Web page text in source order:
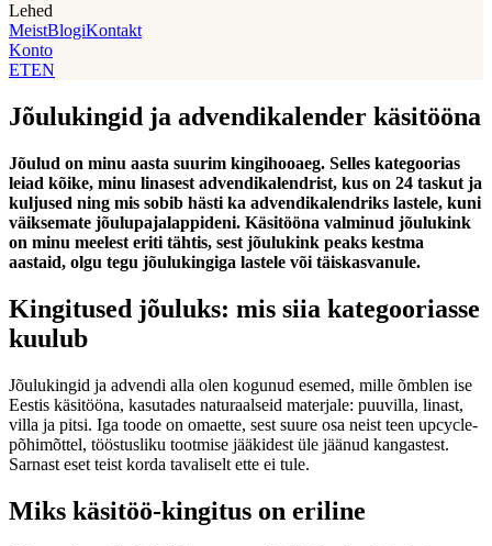
Lehed
MeistBlogiKontakt
Konto
ETEN
Jõulukingid ja advendikalender käsitööna
Jõulud on minu aasta suurim kingihooaeg. Selles kategoorias
leiad kõike, minu linasest advendikalendrist, kus on 24 taskut ja
kuljused ning mis sobib hästi ka advendikalendriks lastele, kuni
väiksemate jõulupajalappideni. Käsitööna valminud jõulukink
on minu meelest eriti tähtis, sest jõulukink peaks kestma
aastaid, olgu tegu jõulukingiga lastele või täiskasvanule.
Kingitused jõuluks: mis siia kategooriasse
kuulub
Jõulukingid ja advendi alla olen kogunud esemed, mille õmblen ise
Eestis käsitööna, kasutades naturaalseid materjale: puuvilla, linast,
villa ja pitsi. Iga toode on omaette, sest suure osa neist teen upcycle-
põhimõttel, tööstusliku tootmise jääkidest üle jäänud kangastest.
Sarnast eset teist korda tavaliselt ette ei tule.
Miks käsitöö-kingitus on eriline